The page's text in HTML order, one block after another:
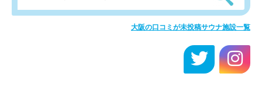
大阪の口コミが未投稿サウナ施設一覧